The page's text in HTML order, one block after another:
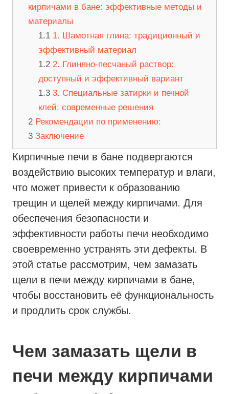
кирпичами в бане: эффективные методы и
материалы
1. Шамотная глина: традиционный и
эффективный материал
2. Глиняно-песчаный раствор:
доступный и эффективный вариант
3. Специальные затирки и печной
клей: современные решения
Рекомендации по применению:
Заключение
Кирпичные печи в бане подвергаются
воздействию высоких температур и влаги,
что может привести к образованию
трещин и щелей между кирпичами. Для
обеспечения безопасности и
эффективности работы печи необходимо
своевременно устранять эти дефекты. В
этой статье рассмотрим, чем замазать
щели в печи между кирпичами в бане,
чтобы восстановить её функциональность
и продлить срок службы.
Чем замазать щели в
печи между кирпичами